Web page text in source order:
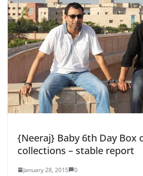
{Neeraj} Baby 6th Day Box
collections – stable report
January 28, 2015 0